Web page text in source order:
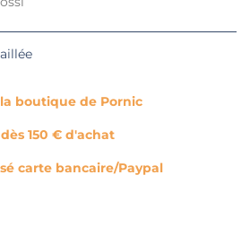
boutique de Pornic
150 € d'achat
carte bancaire/Paypal